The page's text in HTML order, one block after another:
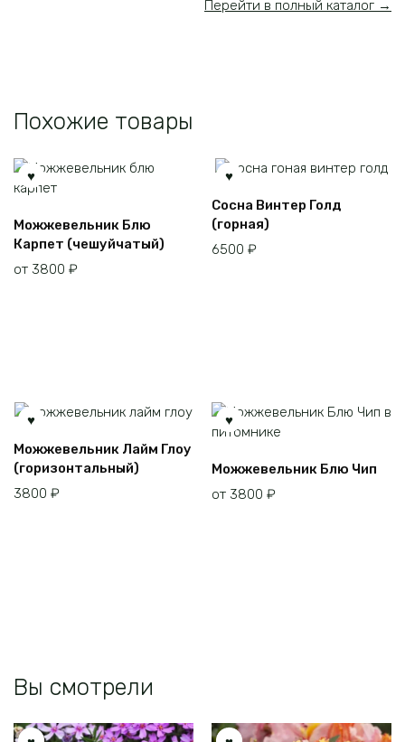
Перейти в полный каталог →
Похожие товары
Этот
товар
имеет
товара.
Можжевельник Блю
Карпет (чешуйчатый)
от 3800 ₽
Сосна Винтер Голд
(горная)
6500 ₽
Можжевельник Лайм Глоу
(горизонтальный)
3800 ₽
Этот
Можжевельник Блю Чип
от 3800 ₽
Вы смотрели